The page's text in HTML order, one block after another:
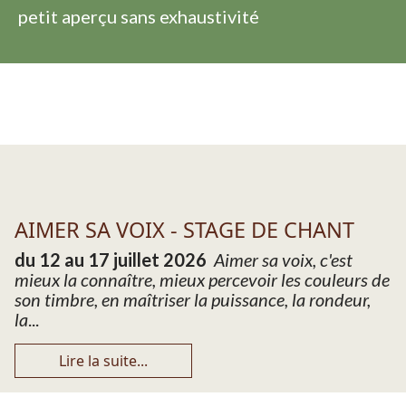
petit aperçu sans exhaustivité
AIMER SA VOIX - STAGE DE CHANT
du 12 au 17 juillet 2026 Aimer sa voix, c'est
mieux la connaître, mieux percevoir les couleurs de
son timbre, en maîtriser la puissance, la rondeur,
la...
Lire la suite...